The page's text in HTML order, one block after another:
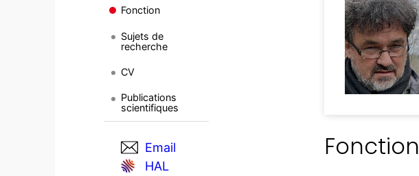
Fonction
Sujets de
recherche
CV
Publications
scientifiques
Email
HAL
Fonction